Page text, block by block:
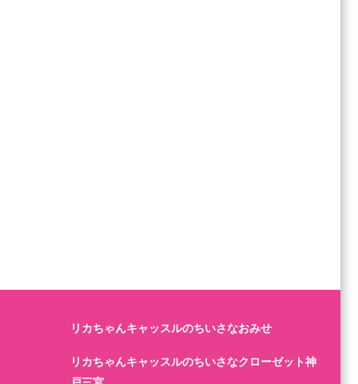
リカちゃんキャッスルのちいさなおみせ
リカちゃんキャッスルのちいさなクローゼット神